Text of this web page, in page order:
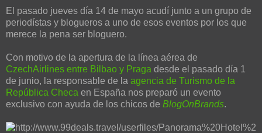
El pasado jueves día 14 de mayo acudí junto a un grupo de
periodístas y blogueros a uno de esos eventos por los que
merece la pena ser bloguero.
Con motivo de la apertura de la línea aérea de
CzechAirlines entre Bilbao y Praga desde el pasado día 1
de junio, la responsable de la agencia de Turismo de la
República Checa en España nos preparó un evento
exclusivo con ayuda de los chicos de BlogOnBrands.